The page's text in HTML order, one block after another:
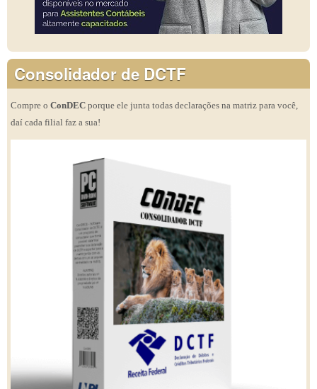
Consolidador de DCTF
Compre o ConDEC porque ele junta todas declarações na matriz para você,
daí cada filial faz a sua!